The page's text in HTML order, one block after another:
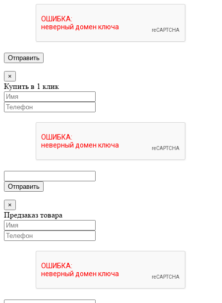
Отправить
×
Купить в 1 клик
Отправить
×
Предзаказ товара